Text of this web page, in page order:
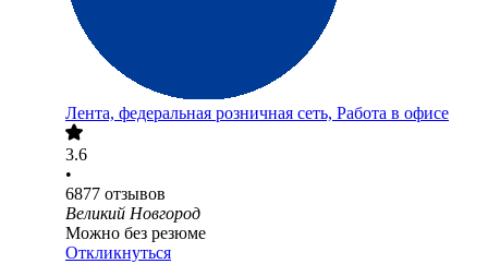
Лента, федеральная розничная сеть, Работа в офисе
3.6
•
6877 отзывов
Великий Новгород
Можно без резюме
Откликнуться